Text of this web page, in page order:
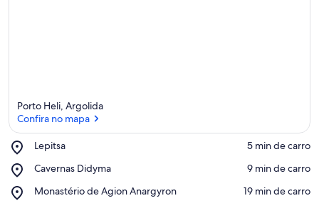
Porto Heli, Argolida
Confira no mapa
Lepitsa
Place,
‪5 min de carro‬
Cavernas Didyma
Place,
Didyma
‪9 min de carro‬
Monastério de Agion Anargyron
Place,
‪19 min de carro‬